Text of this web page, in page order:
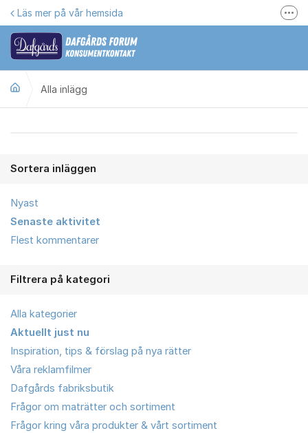
Hoppa till innehåll
Läs mer på vår hemsida
Alla inlägg
Sortera inläggen
Nyast
Senaste aktivitet
Flest kommentarer
Filtrera på kategori
Alla kategorier
Aktuellt just nu
Inspiration, tips & förslag på nya rätter
Våra reklamfilmer
Dafgårds fabriksbutik
Frågor om maträtter och sortiment
Frågor kring våra produkter & vårt sortiment